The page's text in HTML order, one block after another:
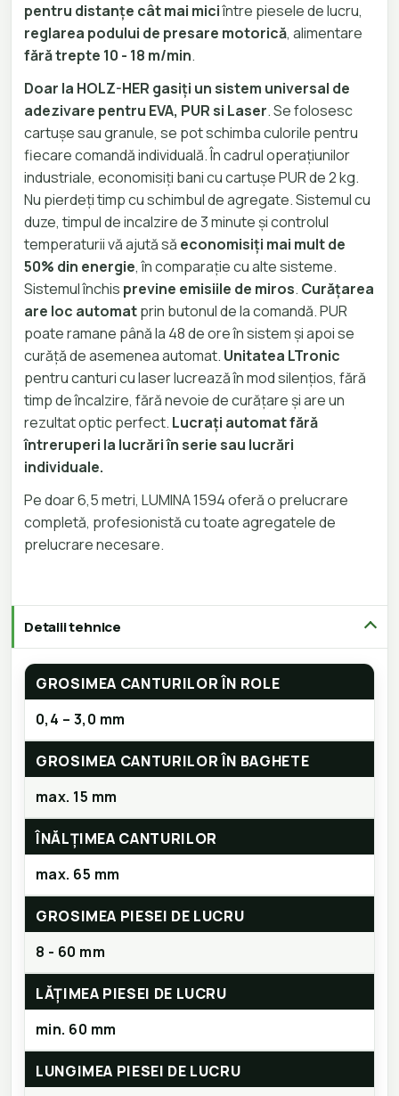
pentru distanțe cât mai miciîntre piesele de lucru,
reglarea podului de presare motorică, alimentare
fără trepte 10 - 18 m/min.
Doar la HOLZ-HER gasiți un sistem universal de
adezivare pentru EVA, PUR si Laser. Se folosesc
cartușe sau granule, se pot schimba culorile pentru
fiecare comandă individuală. În cadrul operațiunilor
industriale, economisiți bani cu cartușe PUR de 2 kg.
Nu pierdeți timp cu schimbul de agregate. Sistemul cu
duze, timpul de incalzire de 3 minute și controlul
temperaturii vă ajută să economisiți mai mult de
50% din energie, în comparație cu alte sisteme.
Sistemul închis previne emisiile de miros. Curățarea
are loc automatprin butonul de la comandă. PUR
poate ramane până la 48 de ore în sistem și apoi se
curăță de asemenea automat. Unitatea LTronic
pentru canturi cu laser lucrează în mod silențios, fără
timp de încalzire, fără nevoie de curățare și are un
rezultat optic perfect. Lucrați automat fără
întreruperi la lucrări în serie sau lucrări
individuale.
Pe doar 6,5 metri, LUMINA 1594 oferă o prelucrare
completă, profesionistă cu toate agregatele de
prelucrare necesare.
Detalii tehnice
GROSIMEA CANTURILOR ÎN ROLE
0,4 – 3,0 mm
GROSIMEA CANTURILOR ÎN BAGHETE
max. 15 mm
ÎNĂLȚIMEA CANTURILOR
max. 65 mm
GROSIMEA PIESEI DE LUCRU
8 - 60 mm
LĂȚIMEA PIESEI DE LUCRU
min. 60 mm
LUNGIMEA PIESEI DE LUCRU